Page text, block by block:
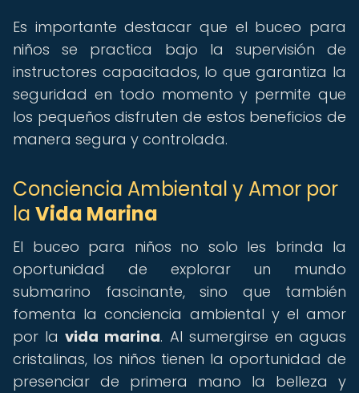
Es importante destacar que el buceo para
niños se practica bajo la supervisión de
instructores capacitados, lo que garantiza la
seguridad en todo momento y permite que
los pequeños disfruten de estos beneficios de
manera segura y controlada.
Conciencia Ambiental y Amor por
la Vida Marina
El buceo para niños no solo les brinda la
oportunidad de explorar un mundo
submarino fascinante, sino que también
fomenta la conciencia ambiental y el amor
por lavida marina. Al sumergirse en aguas
cristalinas, los niños tienen la oportunidad de
presenciar de primera mano la belleza y